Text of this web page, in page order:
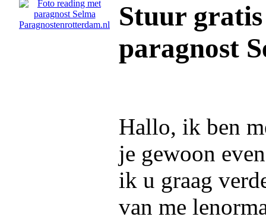
Stuur
paragnost
Hallo, ik ben
je gewoon
ik u graag
van me